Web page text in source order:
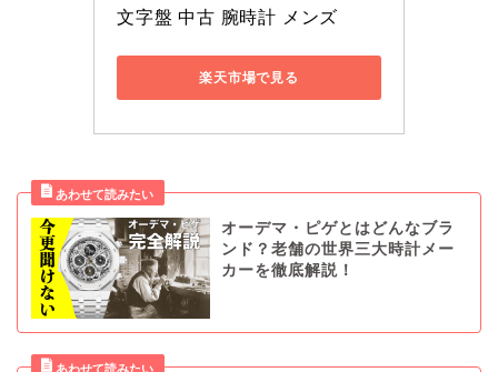
文字盤 中古 腕時計 メンズ
楽天市場で見る
オーデマ・ピゲとはどんなブラ
ンド？老舗の世界三大時計メー
カーを徹底解説！